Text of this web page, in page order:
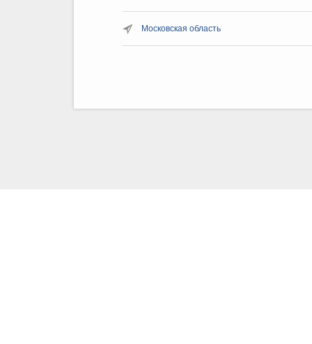
Московская область